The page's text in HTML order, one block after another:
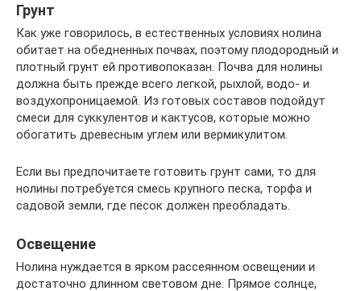
Грунт
Как уже говорилось, в естественных условиях нолина
обитает на обедненных почвах, поэтому плодородный и
плотный грунт ей противопоказан. Почва для нолины
должна быть прежде всего легкой, рыхлой, водо- и
воздухопроницаемой. Из готовых составов подойдут
смеси для суккулентов и кактусов, которые можно
обогатить древесным углем или вермикулитом.
Если вы предпочитаете готовить грунт сами, то для
нолины потребуется смесь крупного песка, торфа и
садовой земли, где песок должен преобладать.
Освещение
Нолина нуждается в ярком рассеянном освещении и
достаточно длинном световом дне. Прямое солнце,